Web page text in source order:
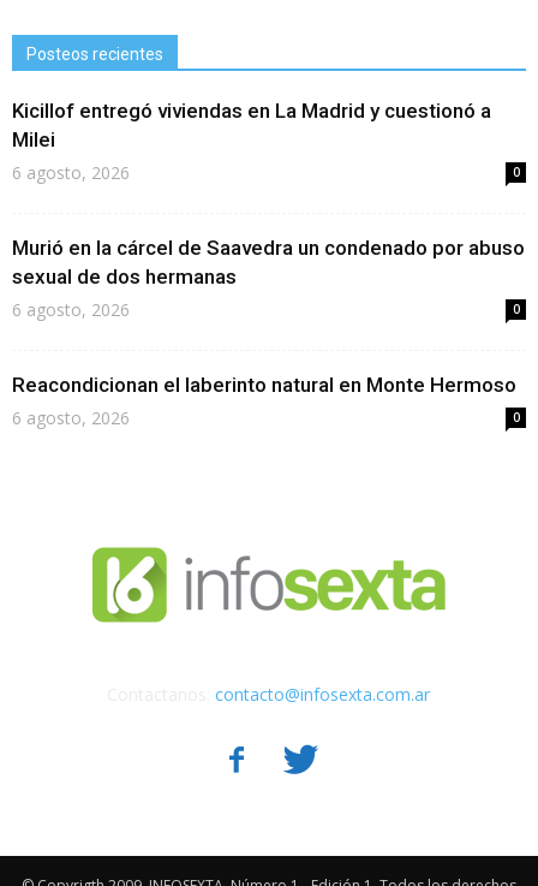
Posteos recientes
Kicillof entregó viviendas en La Madrid y cuestionó a
Milei
6 agosto, 2026 0
Murió en la cárcel de Saavedra un condenado por abuso
sexual de dos hermanas
6 agosto, 2026 0
Reacondicionan el laberinto natural en Monte Hermoso
6 agosto, 2026 0
contacto@infosexta.com.ar